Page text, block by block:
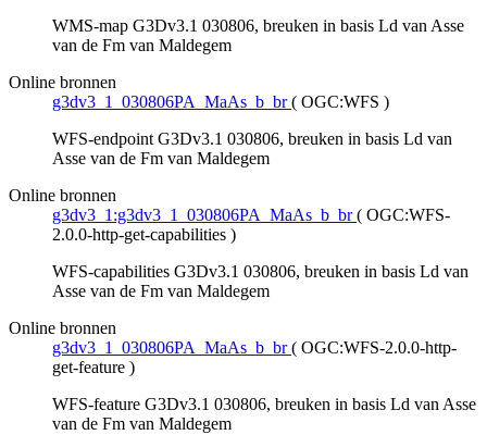
WMS-map G3Dv3.1 030806, breuken in basis Ld van Asse
van de Fm van Maldegem
Online bronnen
g3dv3_1_030806PA_MaAs_b_br ( OGC:WFS )
WFS-endpoint G3Dv3.1 030806, breuken in basis Ld van
Asse van de Fm van Maldegem
Online bronnen
g3dv3_1:g3dv3_1_030806PA_MaAs_b_br ( OGC:WFS-
2.0.0-http-get-capabilities )
WFS-capabilities G3Dv3.1 030806, breuken in basis Ld van
Asse van de Fm van Maldegem
Online bronnen
g3dv3_1_030806PA_MaAs_b_br ( OGC:WFS-2.0.0-http-
get-feature )
WFS-feature G3Dv3.1 030806, breuken in basis Ld van Asse
van de Fm van Maldegem